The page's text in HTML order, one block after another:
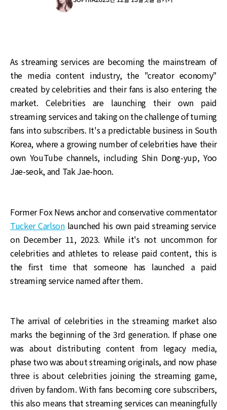
As streaming services are becoming the mainstream of
the media content industry, the "creator economy"
created by celebrities and their fans is also entering the
market. Celebrities are launching their own paid
streaming services and taking on the challenge of turning
fans into subscribers. It's a predictable business in South
Korea, where a growing number of celebrities have their
own YouTube channels, including Shin Dong-yup, Yoo
Jae-seok, and Tak Jae-hoon.
Former Fox News anchor and conservative commentator
Tucker Carlsonlaunched his own paid streaming service
on December 11, 2023. While it's not uncommon for
celebrities and athletes to release paid content, this is
the first time that someone has launched a paid
streaming service named after them.
The arrival of celebrities in the streaming market also
marks the beginning of the 3rd generation. If phase one
was about distributing content from legacy media,
phase two was about streaming originals, and now phase
three is about celebrities joining the streaming game,
driven by fandom. With fans becoming core subscribers,
this also means that streaming services can meaningfully